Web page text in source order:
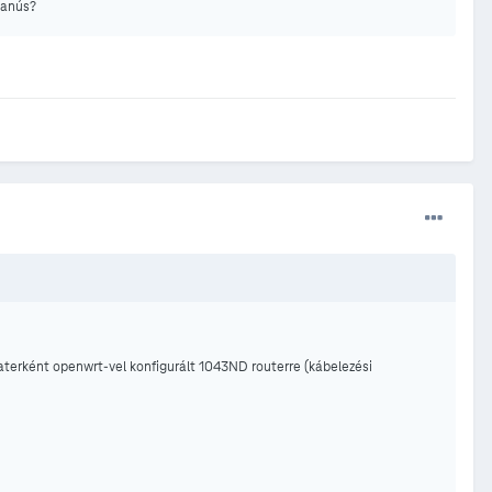
openwrt-vel konfigurált 1043ND routerre (kábelezési